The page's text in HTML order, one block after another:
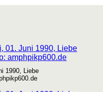
1990, Liebe